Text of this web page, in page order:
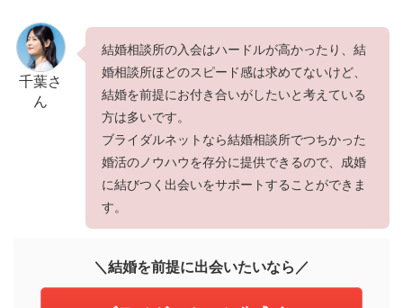
千葉さ
ん
結婚相談所の入会はハードルが高かったり、結
婚相談所ほどのスピード感は求めてないけど、
結婚を前提にお付き合いがしたいと考えている
方は多いです。
ブライダルネットなら結婚相談所でつちかった
婚活のノウハウを存分に提供できるので、成婚
に結びつく出会いをサポートすることができま
す。
＼結婚を前提に出会いたいなら／